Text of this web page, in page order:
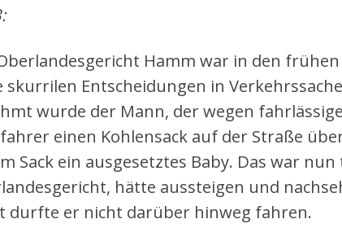
Hamm war in den
skurrilen Entscheidungen in
wurde der Mann, der wegen
einen Kohlensack auf der Straße
Sack ein ausgesetztes Baby. Das war
hätte aussteigen und
durfte er nicht darüber hinweg fahren.